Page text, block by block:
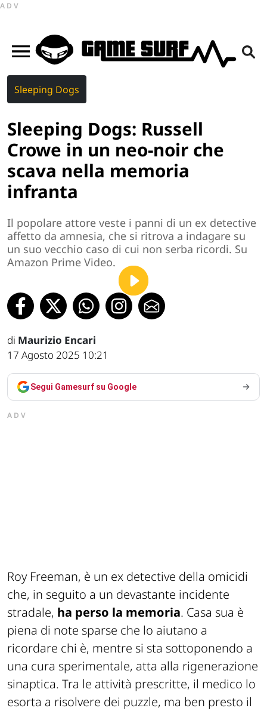
ADV
Sleeping Dogs
Sleeping Dogs: Russell
Crowe in un neo-noir che
scava nella memoria
infranta
Il popolare attore veste i panni di un ex detective
affetto da amnesia, che si ritrova a indagare su
un suo vecchio caso di cui non serba ricordi. Su
Amazon Prime Video.
di Maurizio Encari
17 Agosto 2025 10:21
Segui Gamesurf su Google
ADV
Roy Freeman, è un ex detective della omicidi
che, in seguito a un devastante incidente
stradale, ha perso la memoria. Casa sua è
piena di note sparse che lo aiutano a
ricordare chi è, mentre si sta sottoponendo a
una cura sperimentale, atta alla rigenerazione
sinaptica. Tra le attività prescritte, il medico lo
esorta a risolvere dei puzzle, ma ben presto il